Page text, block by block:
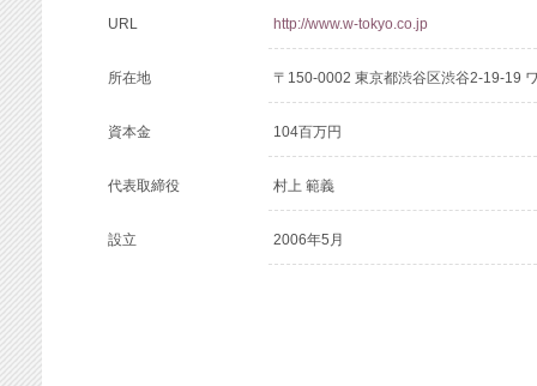
URL http://www.w-tokyo.co.jp
所在地 〒150-0002 東京都渋谷区渋谷2-19-19
資本金 104百万円
代表取締役 村上 範義
設立 2006年5月